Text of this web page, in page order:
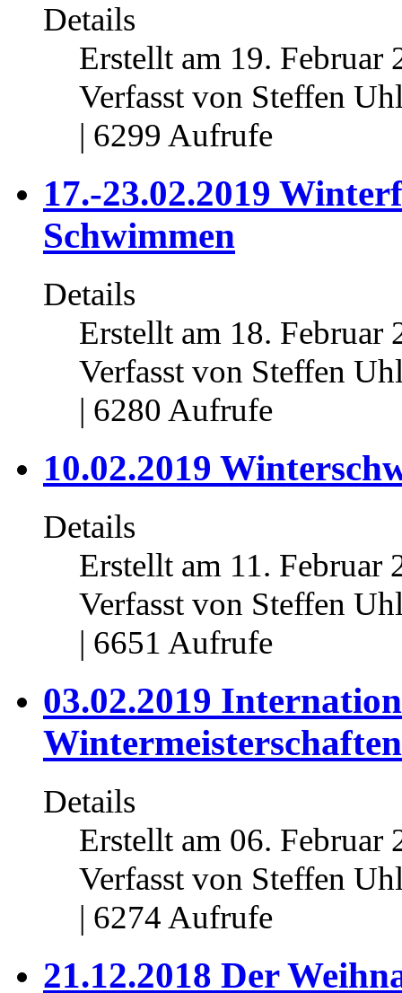
Details
Erstellt am 19. Februar
Verfasst von Steffen
| 6299 Aufrufe
17.-23.02.2019
Schwimmen
Details
Erstellt am 18. Februar
Verfasst von Steffen
| 6280 Aufrufe
10.02.2019
Details
Erstellt am 11. Februar
Verfasst von Steffen
| 6651 Aufrufe
03.02.2019
Wintermeisterschaften
Details
Erstellt am 06. Februar
Verfasst von Steffen
| 6274 Aufrufe
21.12.2018 Der